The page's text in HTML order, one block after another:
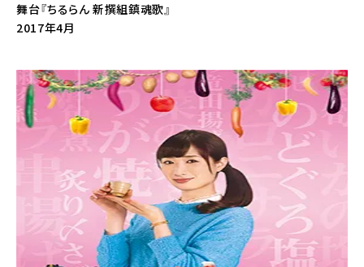
舞台『ちるらん 新撰組鎮魂歌』
2017年4月